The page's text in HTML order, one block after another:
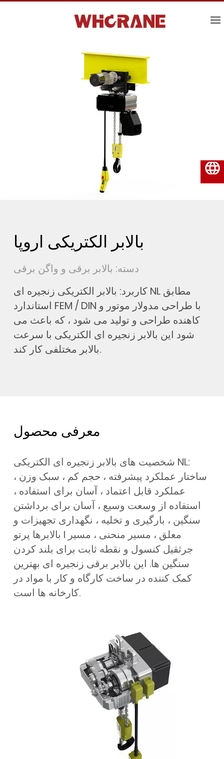
بالابر الکتریکی اروپا
دسته: بالابر برقی و واگن برقی
کاربرد: بالابر الکتریکی زنجیره ای NL مطابق
استاندارد FEM / DIN با طراحی مدولار موتور و
کاهنده طراحی و تولید می شود ، که باعث می
شود این بالابر زنجیره ای الکتریکی با سرعت
بالابر مختلفی کار کند.
معرفی محصول
شخصیت های بالابر زنجیره ای الکتریکی NL:
ساختار عملکرد پیشرفته ، حجم کم ، سبک وزن ،
عملکرد قابل اعتماد ، آسان برای استفاده ،
استفاده از وسعت وسیع ، آسان برای برداشتن
سنگین ، بارگیری و تخلیه ، نگهداری تجهیزات و
بالابرها پرتو I معلق ، مسیر منحنی ، مسیر
جرثقیل کنسول و نقطه ثابت برای بلند کردن
سنگین ها. این بالابر برقی زنجیره ای بهترین
کمک کننده در ساخت کارگاه و کار با مواد در
کارخانه ها است.
فارسی